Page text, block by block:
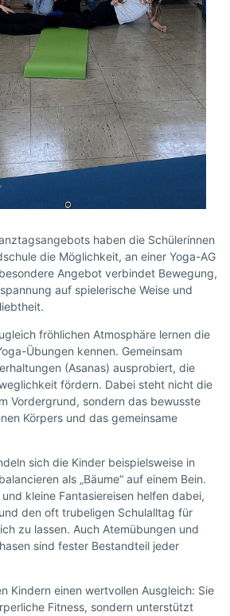
haben die Schülerinnen
die Möglichkeit, an einer Yoga-AG
Angebot verbindet Bewegung,
auf spielerische Weise und
fröhlichen Atmosphäre lernen die
Übungen kennen. Gemeinsam
(Asanas) ausprobiert, die
fördern. Dabei steht nicht die
Vordergrund, sondern das bewusste
Körpers und das gemeinsame
sich die Kinder beispielsweise in
als „Bäume“ auf einem Bein.
kleine Fantasiereisen helfen dabei,
den oft trubeligen Schulalltag für
zu lassen. Auch Atemübungen und
sind fester Bestandteil jeder
Kindern einen wertvollen Ausgleich: Sie
Fitness, sondern unterstützt